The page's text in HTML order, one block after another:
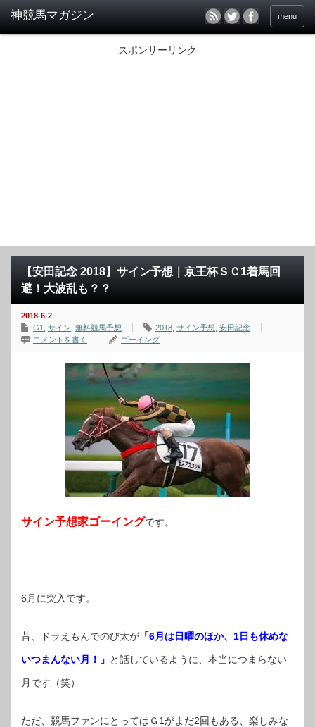
menu
スポンサーリンク
【安田記念 2018】サイン予想｜京王杯ＳＣ1着馬回
避！大波乱も？？
2018-6-2
G1
サイン 無料競馬予想 2018 サイン予想 安田記念
コメントを書く
ゴーイング
サイン予想家ゴーイングです。
6月に突入です。
昔、ドラえもんでのび太が 「6月は日曜のほか、1日も休めな
いつまんない月！」 と話しているように、本当につまらない
月です（笑）
ただ、競馬ファンにとってはＧ1がまだ2回もある、楽しみな